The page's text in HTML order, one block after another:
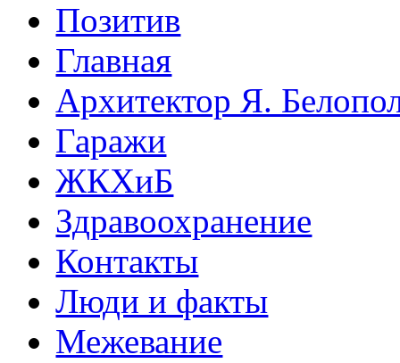
Позитив
Главная
Архитектор Я.
Гаражи
ЖКХиБ
Здравоохранение
Контакты
Люди и факты
Межевание